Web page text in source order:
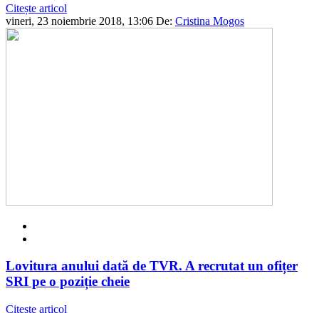
Citește articol
vineri, 23 noiembrie 2018, 13:06 De: Cristina Mogos
Lovitura anului dată de TVR. A recrutat un ofițer
SRI pe o poziție cheie
Citește articol